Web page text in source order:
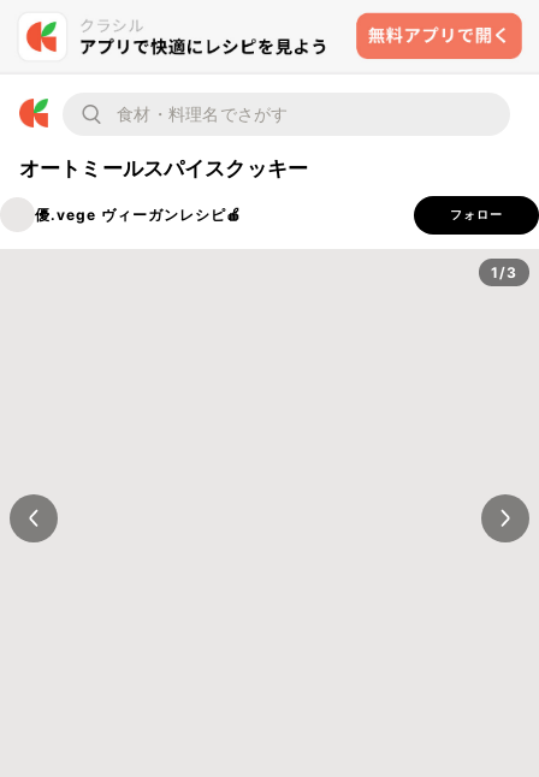
オートミールスパイスクッキー
優.vege ヴィーガンレシピ🍎 フォロー
1/3